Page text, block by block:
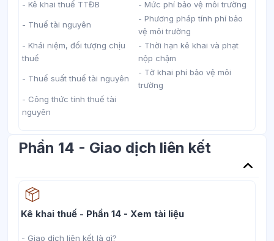
- Kê khai thuế TTĐB
- Mức phí bảo vệ môi trường
- Thuế tài nguyên
- Phương pháp tính phí bảo
vệ môi trường
- Khái niệm, đối tượng chịu
thuế
- Thời hạn kê khai và phạt
nộp chậm
- Thuế suất thuế tài nguyên
- Tờ khai phí bảo vệ môi
trường
- Công thức tính thuế tài
nguyên
Phần 14 - Giao dịch liên kết
Kê khai thuế - Phần 14 - Xem tài liệuHọc liệu
- Giao dịch liên kết là gì?